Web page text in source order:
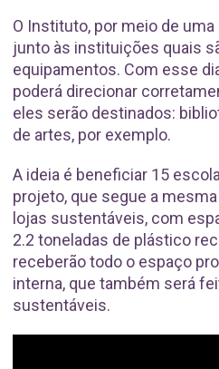
O Instituto, por meio de
junto às instituições quais
equipamentos. Com esse
poderá direcionar
eles serão destinados:
de artes, por exemplo.
A ideia é beneficiar 15
projeto, que segue a
lojas sustentáveis, com
2.2 toneladas de plástico
receberão todo o espaço
interna, que também será
sustentáveis.